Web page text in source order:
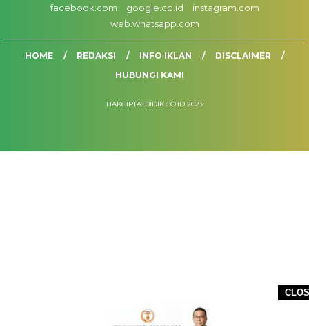
facebook.com
google.co.id
instagram.com
web.whatsapp.com
HOME REDAKSI INFO IKLAN
DISCLAIMER
HUBUNGI KAMI
HAKCIPTA: BIDIK.CO.ID 2023